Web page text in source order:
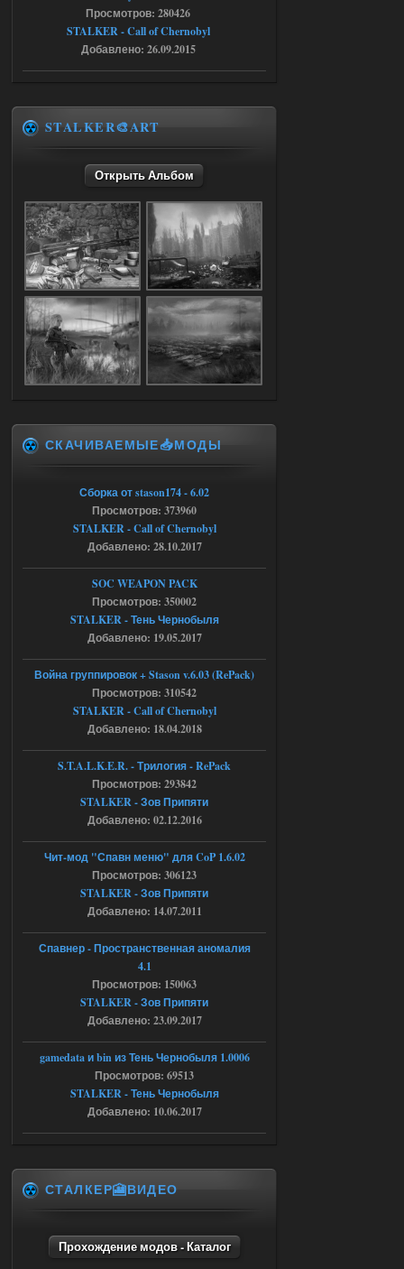
Dead Air: Refined
Stalker-Mods-Clan-su
Доступно только для пользователей
Объединенный Пак 2 + OGSR +
STCoP WP 3.4
17:25
Stalker-Mods-Clan-su
Доступно только для пользователей
Ответить ➤
04.08.2026
Объединенный Пак 2 + OGSR +
STCoP WP 3.4
17:19
Stalker-Mods-Clan-su
Ответить ➤
04.08.2026
Объединенный Пак 2 + OGSR +
STCoP WP 3.4
Stalker-Mods-Clan-su
Доступно только для пользователей
Ответить ➤
04.08.2026
Объединенный Пак 2 + OGSR +
STCoP WP 3.4
16:48
Stalker-Mods-Clan-su
Доступно только для пользователей
Объединенный Пак 2 + OGSR +
STCoP WP 3.4
andreyforest1993
вот ещё этот же трелер с
вашего сайта, https://stalker-
mods.su/news/op_2_ogsr_stcop_wp_3_4
_trejler_2022/2022-11-30-6818
Объединенный Пак 2 + OGSR +
STCoP WP 3.4
15:03
andreyforest1993
это и есть эта версия мода
Объединенный Пак 2 + OGSR
+ STCoP WP 3.4, только нет ни каких
анимаций курения и анимаций еды и
Объединенный Пак 2 + OGSR +
STCoP WP 3.4
Просмотров: 280426
STALKER - Call of Chernobyl
Добавлено: 26.09.2015
STALKER🎨ART
Открыть Альбом
СКАЧИВАЕМЫЕ📥МОДЫ
Сборка от stason174 - 6.02
Просмотров: 373960
STALKER - Call of Chernobyl
Добавлено: 28.10.2017
SOC WEAPON PACK
Просмотров: 350002
STALKER - Тень Чернобыля
Добавлено: 19.05.2017
Война группировок + Stason v.6.03 (RePack)
Просмотров: 310542
STALKER - Call of Chernobyl
Добавлено: 18.04.2018
S.T.A.L.K.E.R. - Трилогия - RePack
Просмотров: 293842
STALKER - Зов Припяти
Добавлено: 02.12.2016
Чит-мод "Спавн меню" для CoP 1.6.02
Просмотров: 306123
STALKER - Зов Припяти
Добавлено: 14.07.2011
Спавнер - Пространственная аномалия
4.1
Просмотров: 150063
STALKER - Зов Припяти
Добавлено: 23.09.2017
gamedata и bin из Тень Чернобыля 1.0006
Просмотров: 69513
STALKER - Тень Чернобыля
Добавлено: 10.06.2017
СТАЛКЕР🎦ВИДЕО
Прохождение модов - Каталог